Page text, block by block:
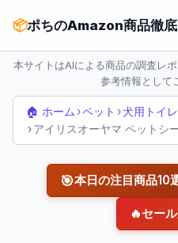
📦ポちのAmazon商品徹
本サイトはAIによる商品の調査レ
参考情報として
🏠 ホーム ›ペット ›犬用トイ
›アイリスオーヤマ ペットシ
🎯本日の注目商品10
🔥セー